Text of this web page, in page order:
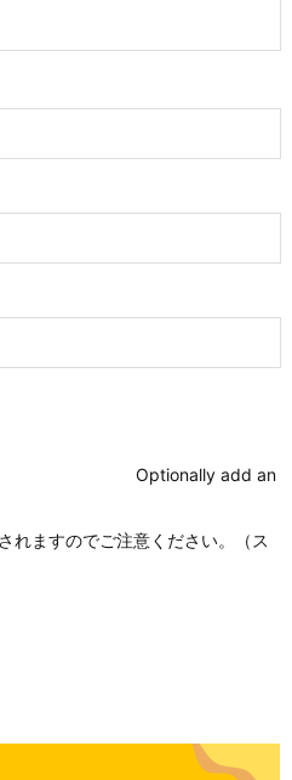
Optionally add an
れますのでご注意ください。（ス